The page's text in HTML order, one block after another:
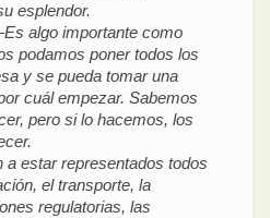
esplendor.
algo importante como
podamos poner todos los
y se pueda tomar una
cuál empezar. Sabemos
pero si lo hacemos, los
estar representados todos
el transporte, la
regulatorias, las